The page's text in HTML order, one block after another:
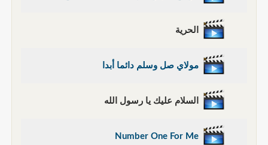
الحرية
مولاي صل وسلم دائما أبدا
السلام عليك يا رسول الله